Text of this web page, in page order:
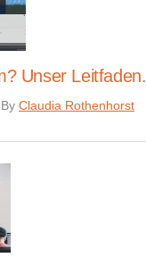
Unser Leitfaden.
By Claudia Rothenhorst